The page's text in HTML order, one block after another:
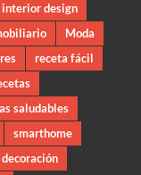
interior design
Moda
receta fácil
saludables
smarthome